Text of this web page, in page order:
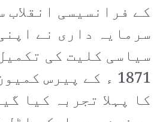
کے فرانسیسی
سرمایہ داری نے
سیاسی کلیت کی
1871 ء کے پیرس
کا پہلا تجربہ کیا